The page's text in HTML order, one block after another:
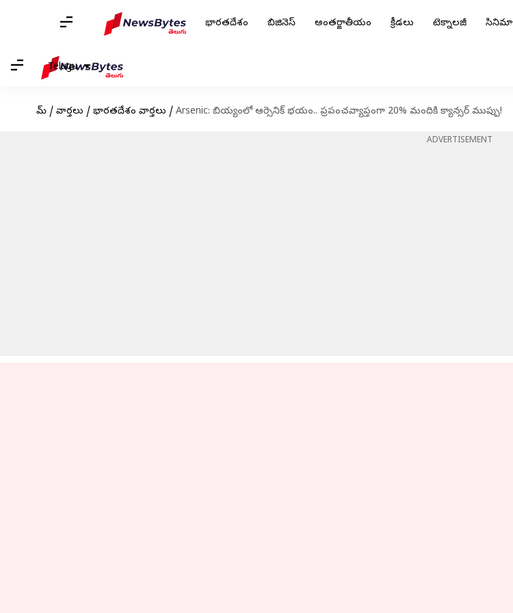
భారతదేశం బిజినెస్ అంతర్జాతీయం క్రీడలు టెక్నాలజీ సినిమా
Telugu
హోమ్ / వార్తలు / భారతదేశం వార్తలు / Arsenic: బియ్యంలో ఆర్సెనిక్‌ భయం.. ప్రపంచవ్యాప్తంగా 20% మందికి క్యాన్సర్‌ ముప్పు!
ADVERTISEMENT